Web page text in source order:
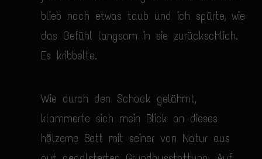
blieb noch etwas taub und ich spürte, wie
das Gefühl langsam in sie zurückschlich.
Es kribbelte.
Wie durch den Schock gelähmt,
klammerte sich mein Blick an dieses
hölzerne Bett mit seiner von Natur aus